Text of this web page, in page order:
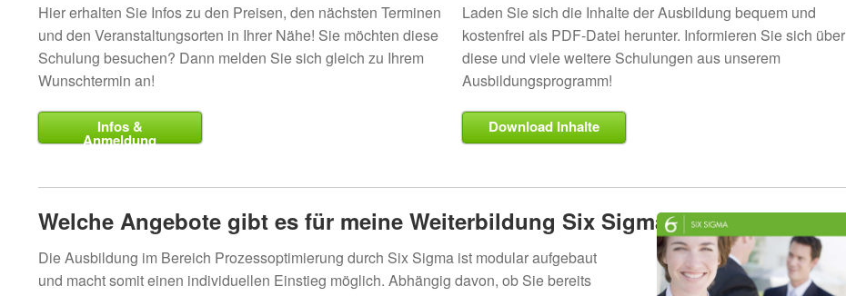
Hier erhalten Sie Infos zu den Preisen, den nächsten Terminen
und den Veranstaltungsorten in Ihrer Nähe! Sie möchten diese
Schulung besuchen? Dann melden Sie sich gleich zu Ihrem
Wunschtermin an!
Infos &
Anmeldung
Laden Sie sich die Inhalte der Ausbildung bequem und
kostenfrei als PDF-Datei herunter. Informieren Sie sich über
diese und viele weitere Schulungen aus unserem
Ausbildungsprogramm!
Download Inhalte
Welche Angebote gibt es für meine Weiterbildung Six Sigma?
Die Ausbildung im Bereich Prozessoptimierung durch Six Sigma ist modular aufgebaut
und macht somit einen individuellen Einstieg möglich. Abhängig davon, ob Sie bereits